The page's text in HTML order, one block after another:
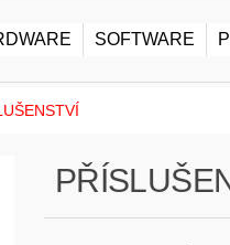
SOFTWARE